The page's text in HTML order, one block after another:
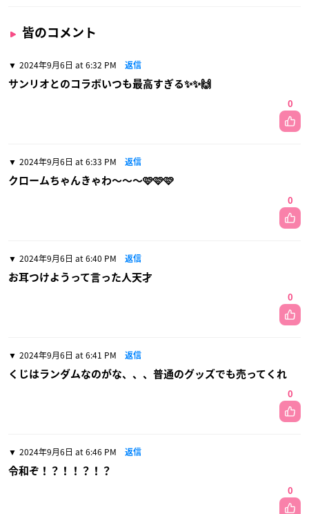
皆のコメント
2024年9月6日 at 6:32 PM 返信
サンリオとのコラボいつも最高すぎる✨✨🙌
0
2024年9月6日 at 6:33 PM 返信
クロームちゃんきゃわ〜〜〜🩷🩷🩷
0
2024年9月6日 at 6:40 PM 返信
お耳つけようって言った人天才
0
2024年9月6日 at 6:41 PM 返信
くじはランダムなのがな、、、普通のグッズでも売ってくれ
0
2024年9月6日 at 6:46 PM 返信
令和ぞ！？！！？！？
0